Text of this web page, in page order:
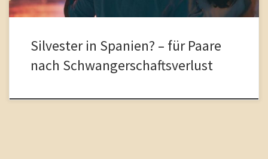
Silvester in Spanien? – für Paare
nach Schwangerschaftsverlust